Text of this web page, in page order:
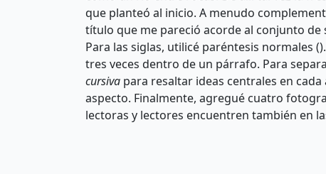
que planteó al inicio. A menudo
título que me pareció acorde al conjunto de
Para las siglas, utilicé paréntesis normales
tres veces dentro de un párrafo. Para
cursiva para resaltar ideas centrales en
aspecto. Finalmente, agregué cuatro
lectoras y lectores encuentren también en